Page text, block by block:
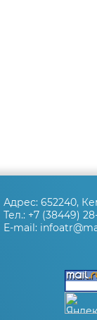
Адрес: 652240,
Тел.: +7 (38449)
E-mail: